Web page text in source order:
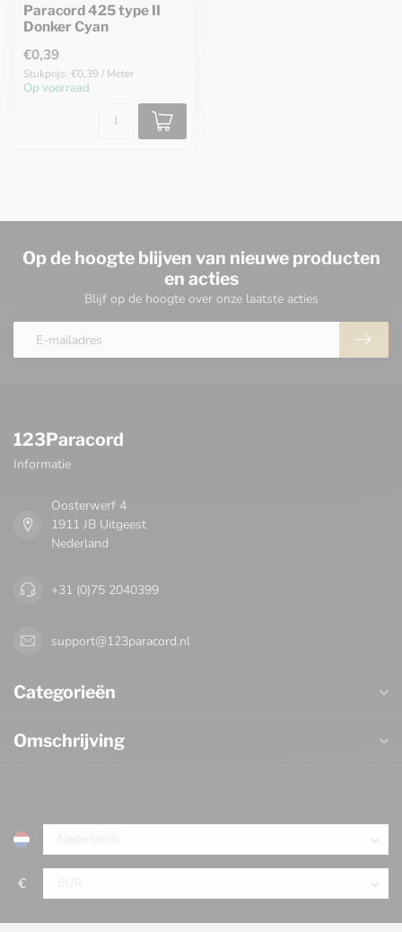
Paracord 425 type II
Donker Cyan
€0,39
Stukprijs: €0,39 / Meter
Op voorraad
Op de hoogte blijven van nieuwe producten
en acties
Blijf op de hoogte over onze laatste acties
123Paracord
Informatie
Oosterwerf 4
1911 JB Uitgeest
Nederland
+31 (0)75 2040399
support@123paracord.nl
Categorieën
Omschrijving
€